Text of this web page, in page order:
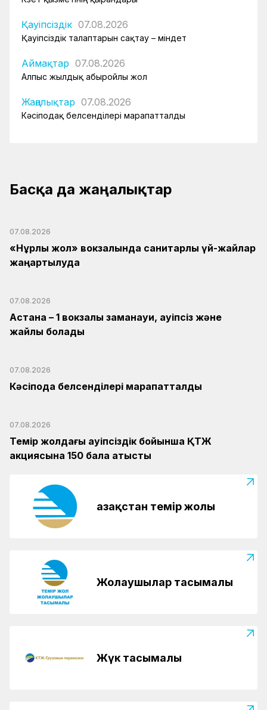
Қауіпсіздік 07.08.2026
Қауіпсіздік талаптарын сақтау – міндет
Аймақтар 07.08.2026
Алпыс жылдық абыройлы жол
Жаңалықтар 07.08.2026
Кәсіподақ белсенділері марапатталды
Басқа да жаңалықтар
07.08.2026
«Нұрлы жол» вокзалында санитарлық үй-жайлар
жаңартылуда
07.08.2026
Астана – 1 вокзалы заманауи, қауіпсіз және
жайлы болады
07.08.2026
Кәсіподақ белсенділері марапатталды
07.08.2026
Темір жолдағы қауіпсіздік бойынша ҚТЖ
акциясына 150 бала қатысты
Қазақстан темір жолы
Жолаушылар тасымалы
Жүк тасымалы